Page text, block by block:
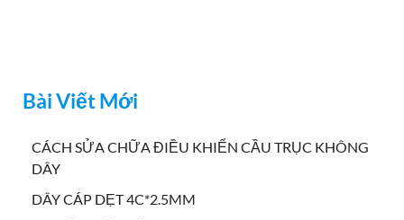
Bài Viết Mới
CÁCH SỬA CHỮA ĐIỀU KHIỂN CẦU TRỤC KHÔNG
DÂY
DÂY CÁP DẸT 4C*2.5MM